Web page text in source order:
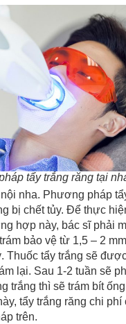
tẩy trắng răng tại
nha. Phương pháp
bị chết tủy. Để thực
hợp này, bác sĩ phải
bảo vệ từ 1,5 – 2
Thuốc tẩy trắng sẽ
lại. Sau 1-2 tuần sẽ
trắng thì sẽ trám bít
tẩy trắng răng chi phí
trên.